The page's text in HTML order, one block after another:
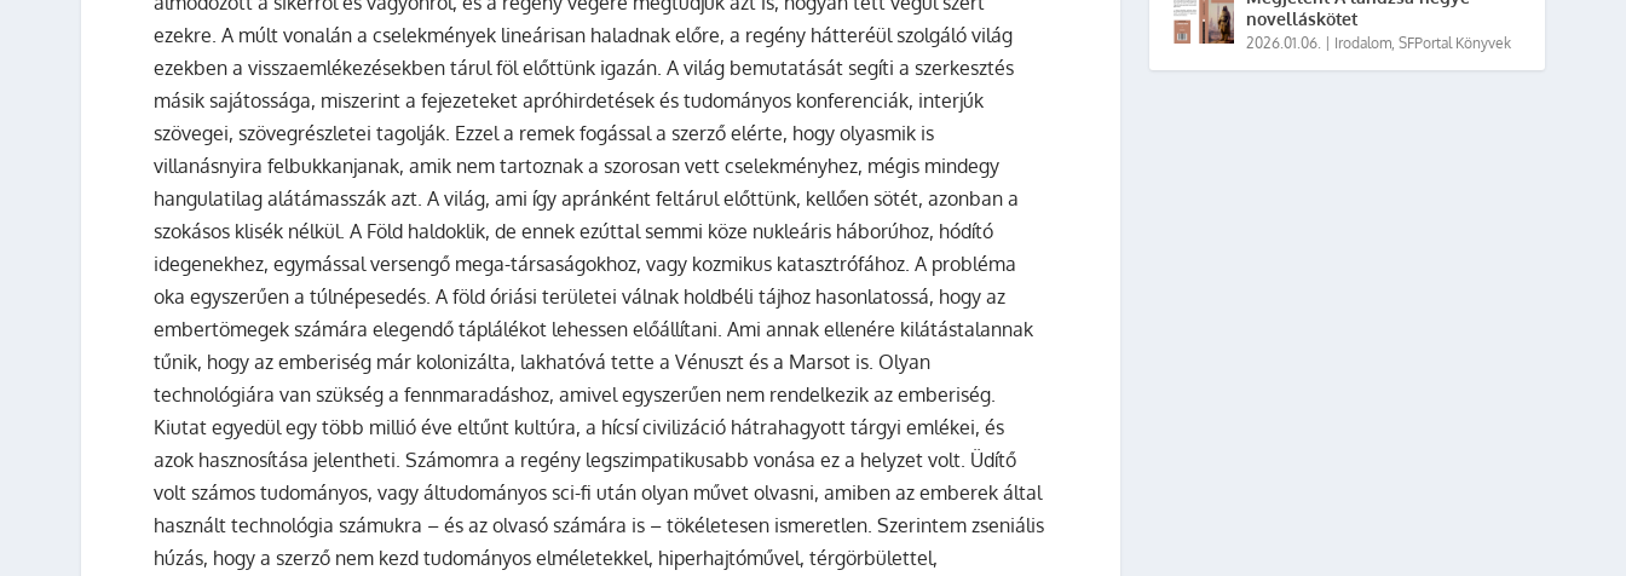
ezekre. A múlt vonalán a cselekmények lineárisan haladnak előre, a regény hátteréül szolgáló világ
ezekben a visszaemlékezésekben tárul föl előttünk igazán. A világ bemutatását segíti a szerkesztés
másik sajátossága, miszerint a fejezeteket apróhirdetések és tudományos konferenciák, interjúk
szövegei, szövegrészletei tagolják. Ezzel a remek fogással a szerző elérte, hogy olyasmik is
villanásnyira felbukkanjanak, amik nem tartoznak a szorosan vett cselekményhez, mégis mindegy
hangulatilag alátámasszák azt. A világ, ami így apránként feltárul előttünk, kellően sötét, azonban a
szokásos klisék nélkül. A Föld haldoklik, de ennek ezúttal semmi köze nukleáris háborúhoz, hódító
idegenekhez, egymással versengő mega-társaságokhoz, vagy kozmikus katasztrófához. A probléma
oka egyszerűen a túlnépesedés. A föld óriási területei válnak holdbéli tájhoz hasonlatossá, hogy az
embertömegek számára elegendő táplálékot lehessen előállítani. Ami annak ellenére kilátástalannak
tűnik, hogy az emberiség már kolonizálta, lakhatóvá tette a Vénuszt és a Marsot is. Olyan
technológiára van szükség a fennmaradáshoz, amivel egyszerűen nem rendelkezik az emberiség.
Kiutat egyedül egy több millió éve eltűnt kultúra, a hícsí civilizáció hátrahagyott tárgyi emlékei, és
azok hasznosítása jelentheti. Számomra a regény legszimpatikusabb vonása ez a helyzet volt. Üdítő
volt számos tudományos, vagy áltudományos sci-fi után olyan művet olvasni, amiben az emberek által
használt technológia számukra – és az olvasó számára is – tökéletesen ismeretlen. Szerintem zseniális
húzás, hogy a szerző nem kezd tudományos elméletekkel, hiperhajtóművel, térgörbülettel,
novelláskötet
2026.01.06. Irodalom,SFPortal Könyvek